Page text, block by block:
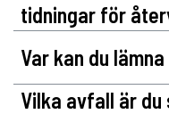
tidningar för
Var kan du
Vilka avfall är